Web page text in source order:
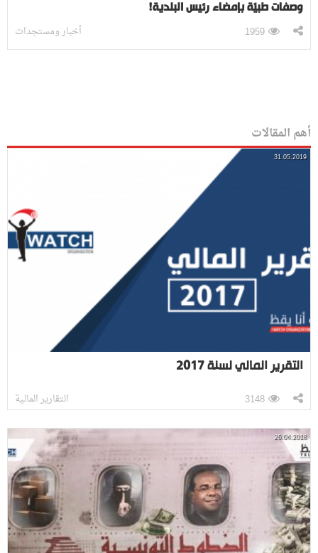
وصفات طبيّة بإمضاء رئيس البلدية!
أخبار ومستجدات 1959
أهم المقالات
31.05.2019
التقرير المالي لسنة 2017
التقارير المالية 3148
26.04.2018